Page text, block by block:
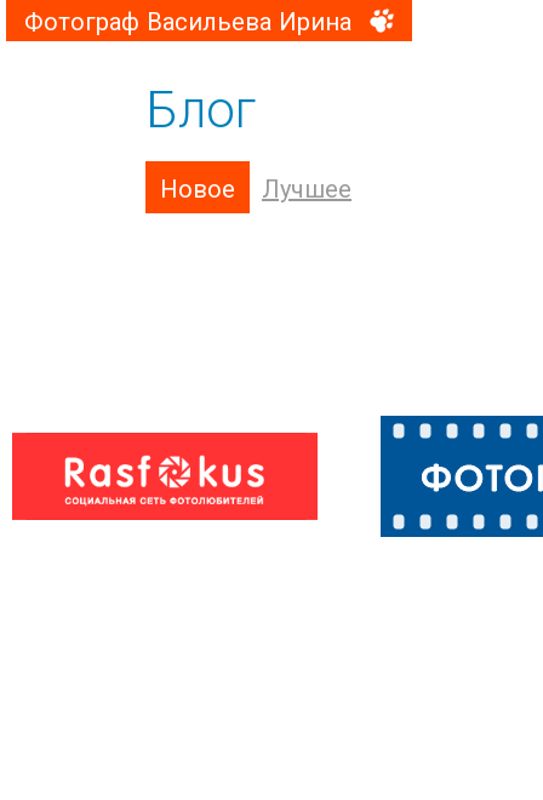
Фотограф Васильева Ирина
Блог
Новое Лучшее